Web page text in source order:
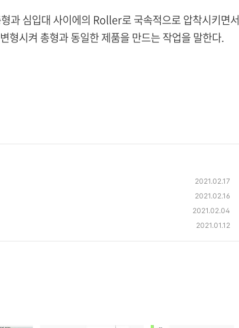
과 심입대 사이에의 Roller로 국속적으로 압착시키면서
형시켜 총형과 동일한 제품을 만드는 작업을 말한다.
2021.02.17
2021.02.16
2021.02.04
2021.01.12